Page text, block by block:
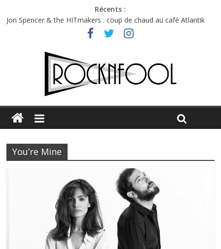
Récents :
Jon Spencer & the HITmakers : coup de chaud au café Atlantik
Hellfest 2026 vendredi : température et émotions en hausse
Hellfest 2026 jeudi : impossible de choisir entre chaleur et bonne
Première édition du Midgard Festival : entre bière, métal et
Charlie Puth à l’Olympia : la leçon de pop du Professeur Puth
You’re Mine